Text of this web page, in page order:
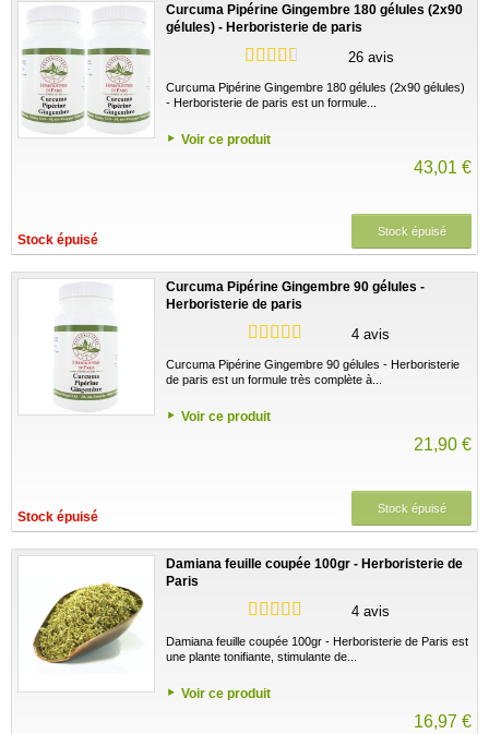
Curcuma Pipérine Gingembre 180 gélules (2x90
gélules) - Herboristerie de paris
26 avis
Curcuma Pipérine Gingembre 180 gélules (2x90 gélules)
- Herboristerie de paris est un formule...
Voir ce produit
43,01 €
Stock épuisé
Stock épuisé
Curcuma Pipérine Gingembre 90 gélules -
Herboristerie de paris
4 avis
Curcuma Pipérine Gingembre 90 gélules - Herboristerie
de paris est un formule très complète à...
Voir ce produit
21,90 €
Stock épuisé
Stock épuisé
Damiana feuille coupée 100gr - Herboristerie de
Paris
4 avis
Damiana feuille coupée 100gr - Herboristerie de Paris est
une plante tonifiante, stimulante de...
Voir ce produit
16,97 €